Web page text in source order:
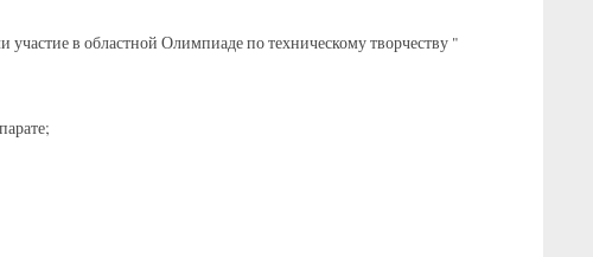
в областной Олимпиаде по техническому творчеству "